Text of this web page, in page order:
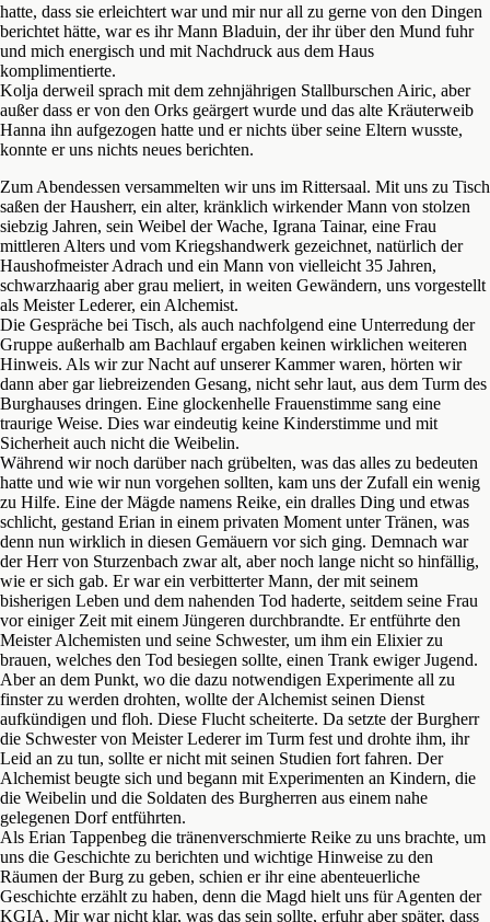
hatte, dass sie erleichtert war und mir nur all zu gerne von den Dingen
berichtet hätte, war es ihr Mann Bladuin, der ihr über den Mund fuhr
und mich energisch und mit Nachdruck aus dem Haus
komplimentierte.
Kolja derweil sprach mit dem zehnjährigen Stallburschen Airic, aber
außer dass er von den Orks geärgert wurde und das alte Kräuterweib
Hanna ihn aufgezogen hatte und er nichts über seine Eltern wusste,
konnte er uns nichts neues berichten.
Zum Abendessen versammelten wir uns im Rittersaal. Mit uns zu Tisch
saßen der Hausherr, ein alter, kränklich wirkender Mann von stolzen
siebzig Jahren, sein Weibel der Wache, Igrana Tainar, eine Frau
mittleren Alters und vom Kriegshandwerk gezeichnet, natürlich der
Haushofmeister Adrach und ein Mann von vielleicht 35 Jahren,
schwarzhaarig aber grau meliert, in weiten Gewändern, uns vorgestellt
als Meister Lederer, ein Alchemist.
Die Gespräche bei Tisch, als auch nachfolgend eine Unterredung der
Gruppe außerhalb am Bachlauf ergaben keinen wirklichen weiteren
Hinweis. Als wir zur Nacht auf unserer Kammer waren, hörten wir
dann aber gar liebreizenden Gesang, nicht sehr laut, aus dem Turm des
Burghauses dringen. Eine glockenhelle Frauenstimme sang eine
traurige Weise. Dies war eindeutig keine Kinderstimme und mit
Sicherheit auch nicht die Weibelin.
Während wir noch darüber nach grübelten, was das alles zu bedeuten
hatte und wie wir nun vorgehen sollten, kam uns der Zufall ein wenig
zu Hilfe. Eine der Mägde namens Reike, ein dralles Ding und etwas
schlicht, gestand Erian in einem privaten Moment unter Tränen, was
denn nun wirklich in diesen Gemäuern vor sich ging. Demnach war
der Herr von Sturzenbach zwar alt, aber noch lange nicht so hinfällig,
wie er sich gab. Er war ein verbitterter Mann, der mit seinem
bisherigen Leben und dem nahenden Tod haderte, seitdem seine Frau
vor einiger Zeit mit einem Jüngeren durchbrandte. Er entführte den
Meister Alchemisten und seine Schwester, um ihm ein Elixier zu
brauen, welches den Tod besiegen sollte, einen Trank ewiger Jugend.
Aber an dem Punkt, wo die dazu notwendigen Experimente all zu
finster zu werden drohten, wollte der Alchemist seinen Dienst
aufkündigen und floh. Diese Flucht scheiterte. Da setzte der Burgherr
die Schwester von Meister Lederer im Turm fest und drohte ihm, ihr
Leid an zu tun, sollte er nicht mit seinen Studien fort fahren. Der
Alchemist beugte sich und begann mit Experimenten an Kindern, die
die Weibelin und die Soldaten des Burgherren aus einem nahe
gelegenen Dorf entführten.
Als Erian Tappenbeg die tränenverschmierte Reike zu uns brachte, um
uns die Geschichte zu berichten und wichtige Hinweise zu den
Räumen der Burg zu geben, schien er ihr eine abenteuerliche
Geschichte erzählt zu haben, denn die Magd hielt uns für Agenten der
KGIA. Mir war nicht klar, was das sein sollte, erfuhr aber später, dass